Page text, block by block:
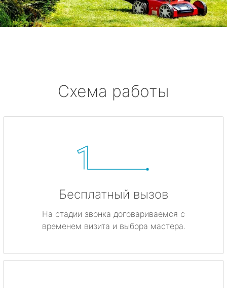
Схема работы
Бесплатный вызов
На стадии звонка договариваемся с
временем визита и выбора мастера.